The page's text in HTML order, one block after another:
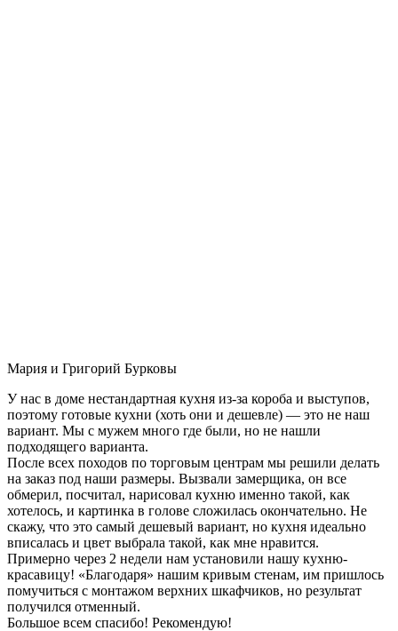
Мария и Григорий Бурковы
У нас в доме нестандартная кухня из-за короба и выступов,
поэтому готовые кухни (хоть они и дешевле) — это не наш
вариант. Мы с мужем много где были, но не нашли
подходящего варианта.
После всех походов по торговым центрам мы решили делать
на заказ под наши размеры. Вызвали замерщика, он все
обмерил, посчитал, нарисовал кухню именно такой, как
хотелось, и картинка в голове сложилась окончательно. Не
скажу, что это самый дешевый вариант, но кухня идеально
вписалась и цвет выбрала такой, как мне нравится.
Примерно через 2 недели нам установили нашу кухню-
красавицу! «Благодаря» нашим кривым стенам, им пришлось
помучиться с монтажом верхних шкафчиков, но результат
получился отменный.
Большое всем спасибо! Рекомендую!